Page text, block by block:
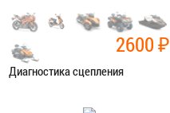
2600₽
Диагностика сцепления
Диагностика